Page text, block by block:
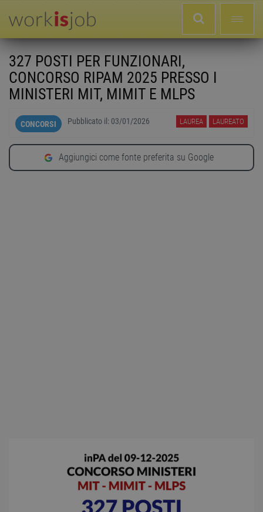
327 POSTI PER FUNZIONARI,
CONCORSO RIPAM 2025 PRESSO I
MINISTERI MIT, MIMIT E MLPS
CONCORSI Pubblicato il: 03/01/2026 LAUREA LAUREATO
Aggiungici come fonte preferita su Google